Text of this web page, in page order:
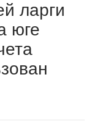
ларги
юге